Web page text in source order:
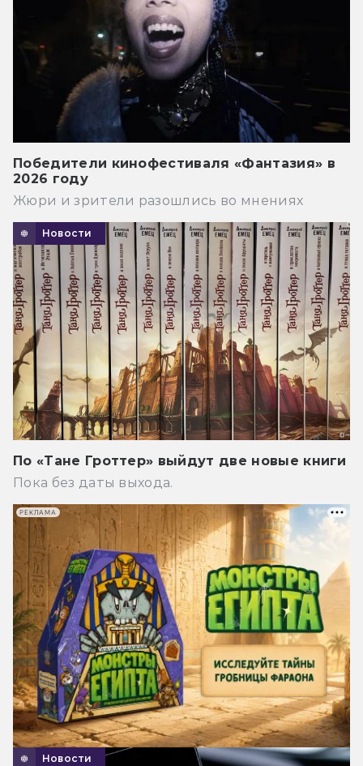
Победители кинофестиваля «Фантазия» в
2026 году
Жюри и зрители разошлись во мнениях
Новости
По «Тане Гроттер» выйдут две новые книги
Пока без даты выхода.
Новости
РЕКЛАМА